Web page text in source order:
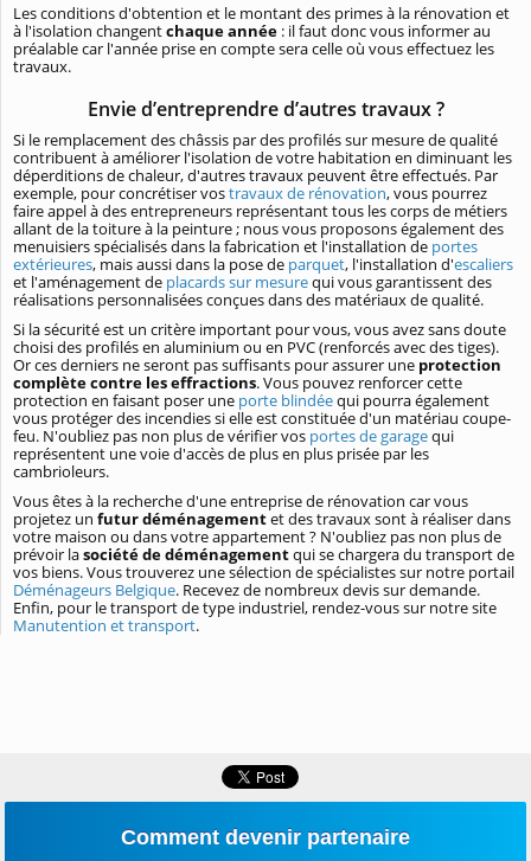
Les conditions d'obtention et le montant des primes à la rénovation et
à l'isolation changentchaque année : il faut donc vous informer au
préalable car l'année prise en compte sera celle où vous effectuez les
travaux.
Envie d’entreprendre d’autres travaux ?
Si le remplacement des châssis par des profilés sur mesure de qualité
contribuent à améliorer l'isolation de votre habitation en diminuant les
déperditions de chaleur, d'autres travaux peuvent être effectués. Par
exemple, pour concrétiser vostravaux de rénovation, vous pourrez
faire appel à des entrepreneurs représentant tous les corps de métiers
allant de la toiture à la peinture ; nous vous proposons également des
menuisiers spécialisés dans la fabrication et l'installation de portes
extérieures, mais aussi dans la pose de parquet, l'installation d'escaliers
et l'aménagement de placards sur mesurequi vous garantissent des
réalisations personnalisées conçues dans des matériaux de qualité.
Si la sécurité est un critère important pour vous, vous avez sans doute
choisi des profilés en aluminium ou en PVC (renforcés avec des tiges).
Or ces derniers ne seront pas suffisants pour assurer une protection
complète contre les effractions. Vous pouvez renforcer cette
protection en faisant poser une porte blindéequi pourra également
vous protéger des incendies si elle est constituée d'un matériau coupe-
feu. N'oubliez pas non plus de vérifier vos portes de garagequi
représentent une voie d'accès de plus en plus prisée par les
cambrioleurs.
Vous êtes à la recherche d'une entreprise de rénovation car vous
projetez un futur déménagementet des travaux sont à réaliser dans
votre maison ou dans votre appartement ? N'oubliez pas non plus de
prévoir lasociété de déménagementqui se chargera du transport de
vos biens. Vous trouverez une sélection de spécialistes sur notre portail
Déménageurs Belgique. Recevez de nombreux devis sur demande.
Enfin, pour le transport de type industriel, rendez-vous sur notre site
Manutention et transport.
Comment devenir partenaire